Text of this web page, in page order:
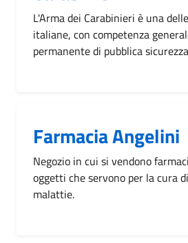
L'Arma dei Carabinieri è una
italiane, con competenza
permanente di pubblica
Farmacia Angelini
Negozio in cui si vendono
oggetti che servono per la cura
malattie.